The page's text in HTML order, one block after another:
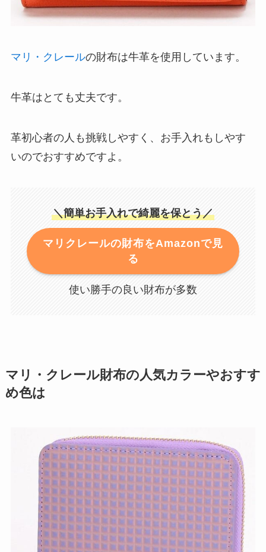
マリ・クレールの財布は牛革を使用しています。
牛革はとても丈夫です。
革初心者の人も挑戦しやすく、お手入れもしやす
いのでおすすめですよ。
＼簡単お手入れで綺麗を保とう／
マリクレールの財布をAmazonで見
る
使い勝手の良い財布が多数
マリ・クレール財布の人気カラーやおすす
め色は